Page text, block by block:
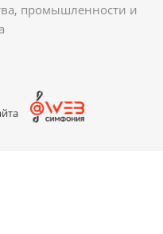
промышленности и